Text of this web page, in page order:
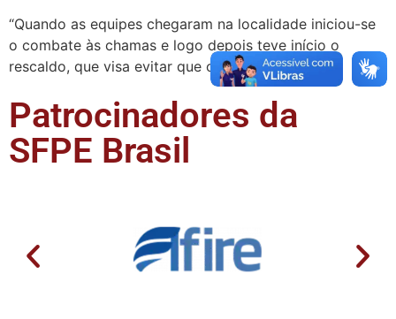
“Quando as equipes chegaram na localidade iniciou-se
o combate às chamas e logo depois teve início o
rescaldo, que visa evitar que o incêndio reinicie …
Patrocinadores da
SFPE Brasil